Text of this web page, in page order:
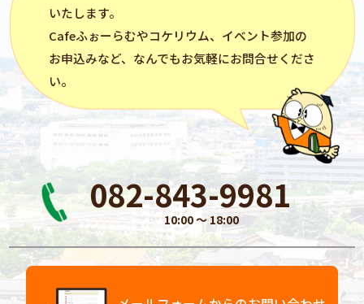
いたします。
Cafeふぉーらむやコケリウム、イベント参加の
お申込みなど、なんでもお気軽にお問合せくださ
い。
082-843-9981
10:00 〜 18:00